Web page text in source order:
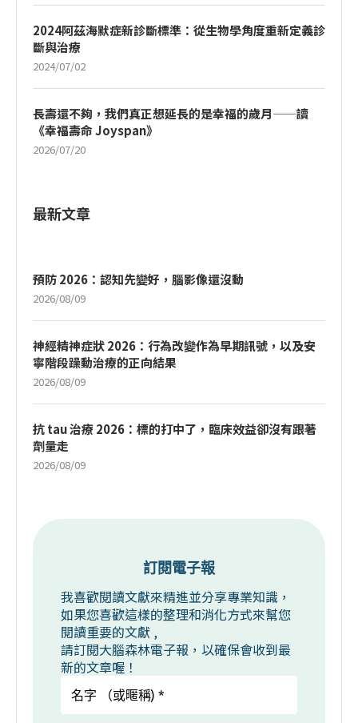
2024阿茲海默症新診斷標準：從生物學角度重新定義診
斷與治療
2024/07/02
長壽還不夠，我們真正想延長的是幸福的歲月——讀
《幸福壽命 Joyspan》
2026/07/20
最新文章
預防 2026：認知先變好，腦影像還沒動
2026/08/09
神經精神症狀 2026：行為改變作為早期訊號，以及安
寧階段躁動治療的正向結果
2026/08/09
抗 tau 治療 2026：標的打中了，臨床效益卻沒有跟著
劑量走
2026/08/09
訂閱電子報
我喜歡閱讀文獻來精進並分享專業知識，
如果您喜歡這樣的整理和消化方式來幫您
閱讀重要的文獻 ,
請訂閱大腦森林電子報，以確保會收到最
新的文章喔！